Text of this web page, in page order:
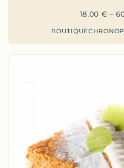
18,00 € –
BOUTIQUE